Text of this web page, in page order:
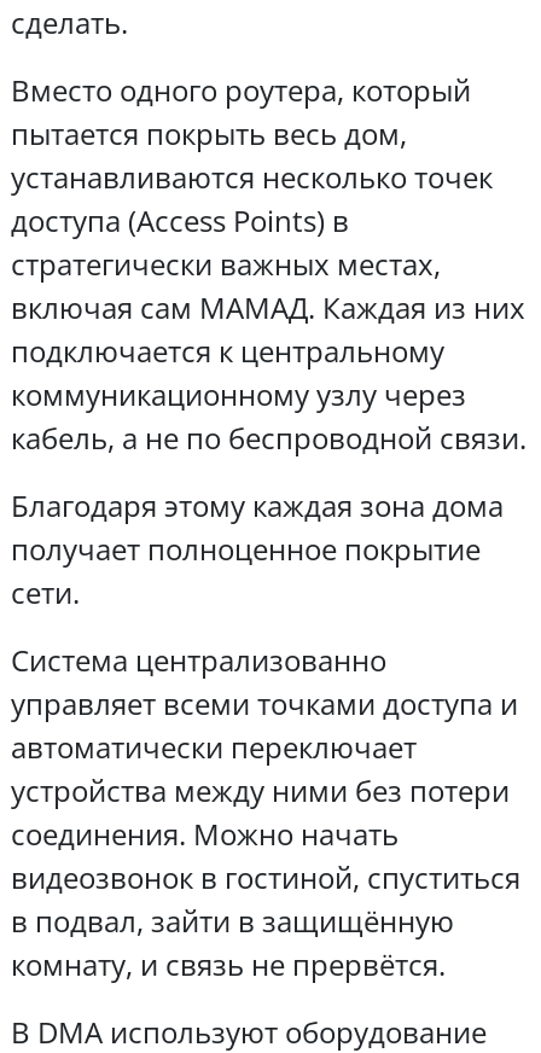
сделать.
Вместо одного роутера, который
пытается покрыть весь дом,
устанавливаются несколько точек
доступа (Access Points) в
стратегически важных местах,
включая сам МАМАД. Каждая из них
подключается к центральному
коммуникационному узлу через
кабель, а не по беспроводной связи.
Благодаря этому каждая зона дома
получает полноценное покрытие
сети.
Система централизованно
управляет всеми точками доступа и
автоматически переключает
устройства между ними без потери
соединения. Можно начать
видеозвонок в гостиной, спуститься
в подвал, зайти в защищённую
комнату, и связь не прервётся.
В DMA используют оборудование